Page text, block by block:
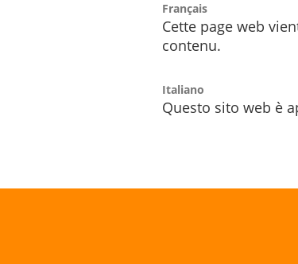
Français
Cette page web
contenu.
Italiano
Questo sito web è